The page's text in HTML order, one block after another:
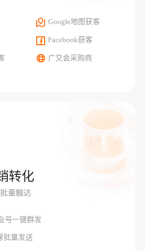
Google地图获客
Facebook获客
广交会采购商
转化
量触达
号一键群发
批量发送